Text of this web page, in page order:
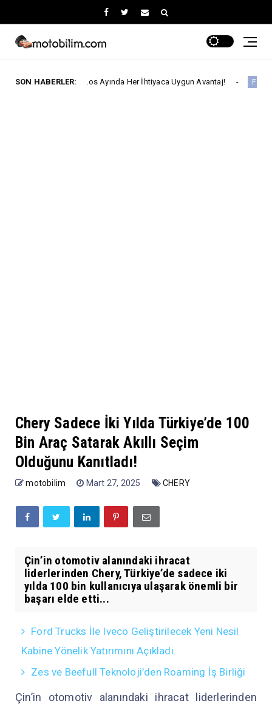
SON HABERLER:
Ağustos Ayında Her İhtiyaca Uygun Avantaj! Ford Trucks Ford
Chery Sadece İki Yılda Türkiye’de 100
Bin Araç Satarak Akıllı Seçim
Olduğunu Kanıtladı!
motobilim Mart 27, 2025 CHERY
Çin’in otomotiv alanındaki ihracat
liderlerinden Chery, Türkiye’de sadece iki
yılda 100 bin kullanıcıya ulaşarak önemli bir
başarı elde etti...
Ford Trucks İle Iveco Geliştirilecek Yeni Nesil
Kabine Yönelik Yatırımını Açıkladı.
Zes ve Beefull Teknoloji’den Roaming İş Birliği
Çin’in otomotiv alanındaki ihracat liderlerinden